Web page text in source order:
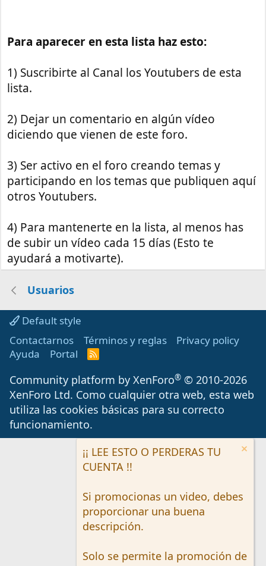
Para aparecer en esta lista haz esto:
1) Suscribirte al Canal los Youtubers de esta
lista.
2) Dejar un comentario en algún vídeo
diciendo que vienen de este foro.
3) Ser activo en el foro creando temas y
participando en los temas que publiquen aquí
otros Youtubers.
4) Para mantenerte en la lista, al menos has
de subir un vídeo cada 15 días (Esto te
ayudará a motivarte).
Usuarios
Default style
Contactarnos
Términos y reglas
Privacy policy
Ayuda
Portal
R
S
Community platform by XenForo® © 2010-2026
XenForo Ltd. Como cualquier otra web, esta web
utiliza las cookies básicas para su correcto
funcionamiento.
¡¡ LEE ESTO O PERDERAS TU
CUENTA !!
Si promocionas un video, debes
proporcionar una buena
descripción.
Solo se permite la promoción de